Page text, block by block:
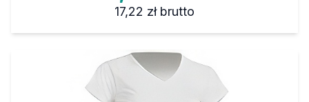
17,22 zł brutto